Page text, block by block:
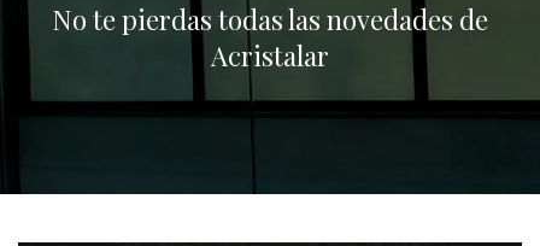
No te pierdas todas las novedades de
Acristalar